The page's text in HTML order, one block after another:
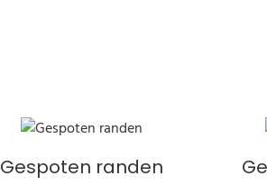
Gespoten randen